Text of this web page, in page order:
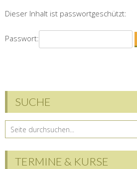
Dieser Inhalt ist passwortgeschützt:
Passwort:
SUCHE
TERMINE & KURSE